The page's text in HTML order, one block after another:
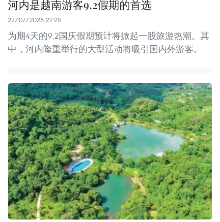
河内是越南游客9.2假期的首选
22/07/2025 22:28
为期4天的9.2国庆假期预计将掀起一股旅游热潮。其
中，河内隆重举行的大型活动将吸引国内外游客。